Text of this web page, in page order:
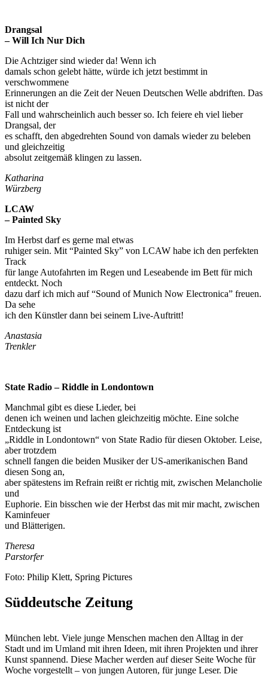
Drangsal
– Will Ich Nur Dich
Die Achtziger sind wieder da! Wenn ich
damals schon gelebt hätte, würde ich jetzt bestimmt in
verschwommene
Erinnerungen an die Zeit der Neuen Deutschen Welle abdriften. Das
ist nicht der
Fall und wahrscheinlich auch besser so. Ich feiere eh viel lieber
Drangsal, der
es schafft, den abgedrehten Sound von damals wieder zu beleben
und gleichzeitig
absolut zeitgemäß klingen zu lassen.
Katharina
Würzberg
LCAW
– Painted Sky
Im Herbst darf es gerne mal etwas
ruhiger sein. Mit “Painted Sky” von LCAW habe ich den perfekten
Track
für lange Autofahrten im Regen und Leseabende im Bett für mich
entdeckt. Noch
dazu darf ich mich auf “Sound of Munich Now Electronica” freuen.
Da sehe
ich den Künstler dann bei seinem Live-Auftritt!
Anastasia
Trenkler
State Radio – Riddle in Londontown
Manchmal gibt es diese Lieder, bei
denen ich weinen und lachen gleichzeitig möchte. Eine solche
Entdeckung ist
„Riddle in Londontown“ von State Radio für diesen Oktober. Leise,
aber trotzdem
schnell fangen die beiden Musiker der US-amerikanischen Band
diesen Song an,
aber spätestens im Refrain reißt er richtig mit, zwischen Melancholie
und
Euphorie. Ein bisschen wie der Herbst das mit mir macht, zwischen
Kaminfeuer
und Blätterigen.
Theresa
Parstorfer
Foto: Philip Klett, Spring Pictures
Süddeutsche Zeitung
München lebt. Viele junge Menschen machen den Alltag in der
Stadt und im Umland mit ihren Ideen, mit ihren Projekten und ihrer
Kunst spannend. Diese Macher werden auf dieser Seite Woche für
Woche vorgestellt – von jungen Autoren, für junge Leser. Die